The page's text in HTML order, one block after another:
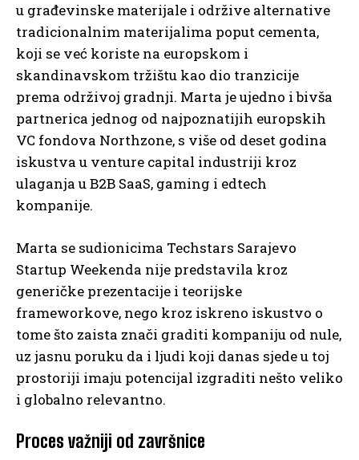
u građevinske materijale i održive alternative
tradicionalnim materijalima poput cementa,
koji se već koriste na europskom i
skandinavskom tržištu kao dio tranzicije
prema održivoj gradnji. Marta je ujedno i bivša
partnerica jednog od najpoznatijih europskih
VC fondova Northzone, s više od deset godina
iskustva u venture capital industriji kroz
ulaganja u B2B SaaS, gaming i edtech
kompanije.
Marta se sudionicima Techstars Sarajevo
Startup Weekenda nije predstavila kroz
generičke prezentacije i teorijske
frameworkove, nego kroz iskreno iskustvo o
tome što zaista znači graditi kompaniju od nule,
uz jasnu poruku da i ljudi koji danas sjede u toj
prostoriji imaju potencijal izgraditi nešto veliko
i globalno relevantno.
Proces važniji od završnice